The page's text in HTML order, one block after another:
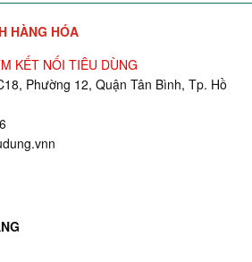
HÀNG HÓA
KẾT NỐI TIÊU DÙNG
Phường 12, Quận Tân Bình, Tp. Hồ
n